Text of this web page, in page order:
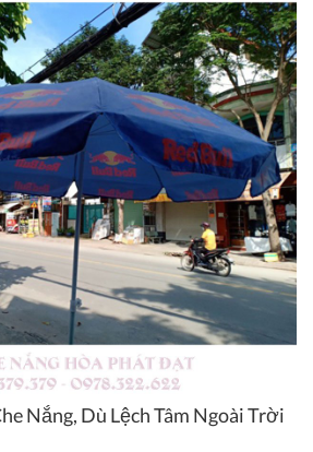
Nắng, Dù Lệch Tâm Ngoài Trời